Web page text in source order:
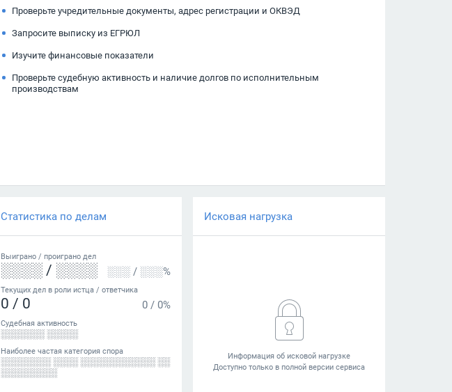
Проверьте учредительные документы, адрес регистрации и ОКВЭД
Запросите выписку из ЕГРЮЛ
Изучите финансовые показатели
Проверьте судебную активность и наличие долгов по исполнительным
производствам
Статистика по делам
Выиграно / проиграно дел
░░░░ / ░░░░ ░░░ / ░░░%
Текущих дел в роли истца / ответчика
0 / 0 0 / 0%
Судебная активность
░░░░░░░ ░░░░░
Наиболее частая категория спора
░░░░░░░░ ░░░░ ░░░░░░░░░░░░ ░░
░░░░░░░░░
Исковая нагрузка